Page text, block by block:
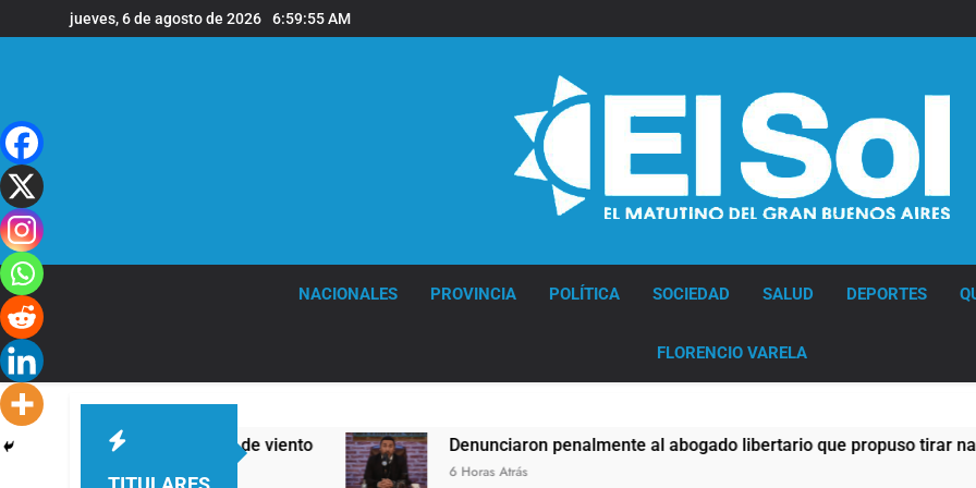
al
jueves, 6 de agosto de 2026 6:59:56 AM
NACIONALES PROVINCIA POLÍTICA SOCIEDAD SALUD DEPORTES
FLORENCIO VARELA
y fuertes ráfagas de viento Denunciaron penalmente al abogado libertario que propuso tirar napalm
6 Horas Atrás